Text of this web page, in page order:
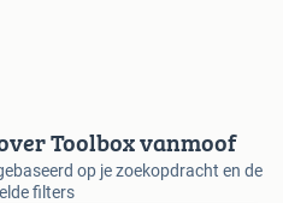
Toolbox vanmoof
op je zoekopdracht en de
filters